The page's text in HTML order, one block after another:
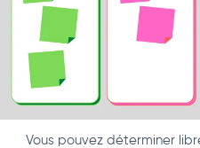
Vous pouvez déterminer